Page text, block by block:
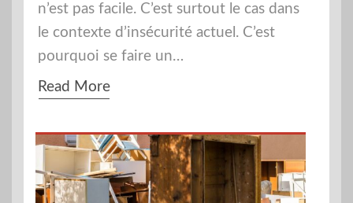
n’est pas facile. C’est surtout le cas dans
le contexte d’insécurité actuel. C’est
pourquoi se faire un…
Read More